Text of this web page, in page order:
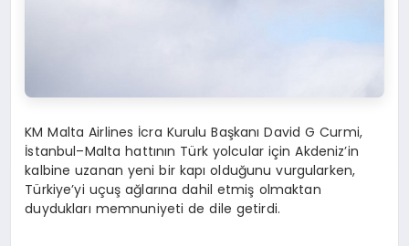
KM Malta Airlines İcra Kurulu Başkanı David G Curmi,
İstanbul–Malta hattının Türk yolcular için Akdeniz’in
kalbine uzanan yeni bir kapı olduğunu vurgularken,
Türkiye’yi uçuş ağlarına dahil etmiş olmaktan
duydukları memnuniyeti de dile getirdi.